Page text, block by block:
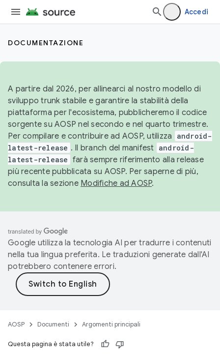
Accedi
DOCUMENTAZIONE
A partire dal 2026, per allinearci al nostro modello di
sviluppo trunk stabile e garantire la stabilità della
piattaforma per l'ecosistema, pubblicheremo il codice
sorgente su AOSP nel secondo e nel quarto trimestre.
Per compilare e contribuire ad AOSP, utilizza
android-
latest-release . Il branch del manifest android-
latest-release farà sempre riferimento alla release
più recente pubblicata su AOSP. Per saperne di più,
consulta la sezione Modifiche ad AOSP.
Google utilizza la tecnologia AI per tradurre i contenuti
nella tua lingua preferita. Le traduzioni generate dall'AI
potrebbero contenere errori.
AOSP Documenti Argomenti principali
Questa pagina è stata utile?